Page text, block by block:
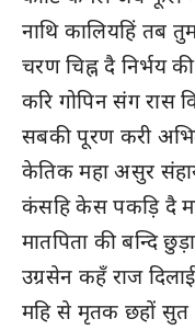
नाथि कालियहिं तब
चरण चिह्न दै निर्भय
करि गोपिन संग रास
सबकी पूरण करी
केतिक महा असुर
कंसहि केस पकड़ि दै
मातपिता की बन्दि
उग्रसेन कहँ राज
महि से मृतक छहों सुत